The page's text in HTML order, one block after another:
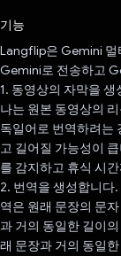
기능
Langflip은 Gemini 멀
Gemini로 전송하고
1. 동영상의 자막을
나는 원본 동영상의
독일어로 번역하려는
고 길어질 가능성이
를 감지하고 휴식 시
2. 번역을 생성합니다
역은 원래 문장의 문
과 거의 동일한 길이
래 문장과 거의 동일